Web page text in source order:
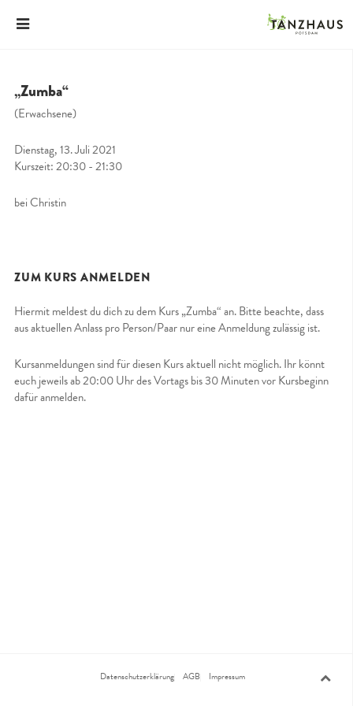
„Zumba“
(Erwachsene)
Dienstag, 13. Juli 2021
Kurszeit: 20:30 - 21:30
bei Christin
ZUM KURS ANMELDEN
Hiermit meldest du dich zu dem Kurs „Zumba“ an. Bitte beachte, dass
aus aktuellen Anlass pro Person/Paar nur eine Anmeldung zulässig ist.
Kursanmeldungen sind für diesen Kurs aktuell nicht möglich. Ihr könnt
euch jeweils ab 20:00 Uhr des Vortags bis 30 Minuten vor Kursbeginn
dafür anmelden.
Datenschutzerklärung AGB Impressum